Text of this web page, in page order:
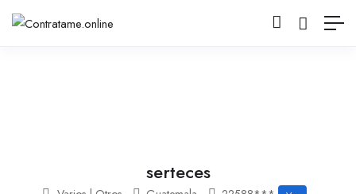
serteces